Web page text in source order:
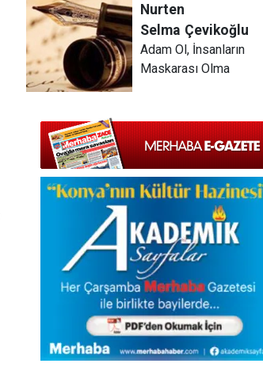
Nurten
Selma Çevikoğlu
Adam Ol, İnsanların
Maskarası Olma